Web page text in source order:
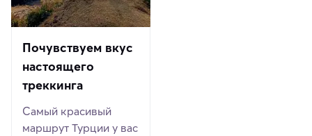
Почувствуем вкус
настоящего
треккинга
Самый красивый
маршрут Турции у вас